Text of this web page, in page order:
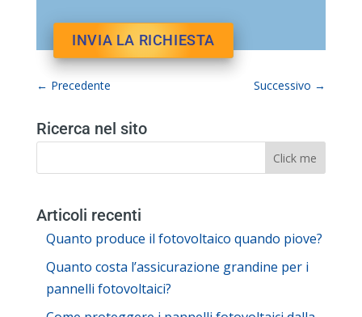
← Precedente Successivo →
Ricerca nel sito
Articoli recenti
Quanto produce il fotovoltaico quando piove?
Quanto costa l’assicurazione grandine per i
pannelli fotovoltaici?